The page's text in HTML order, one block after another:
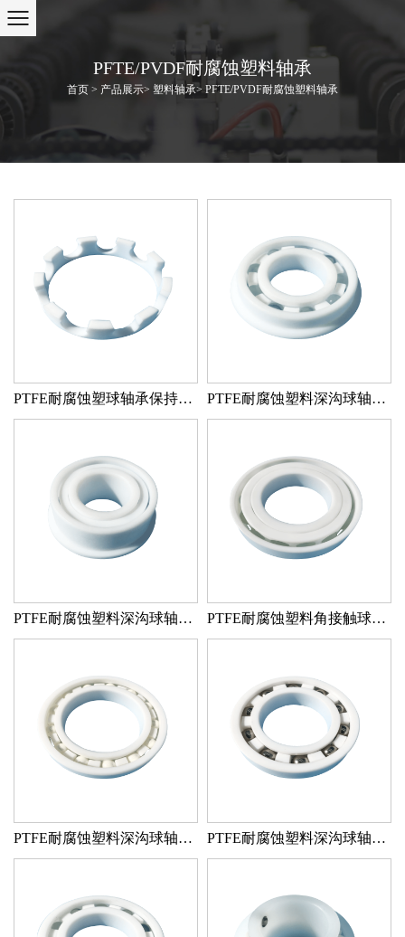
PFTE/PVDF耐腐蚀塑料轴承
首页 > 产品展示> 塑料轴承> PFTE/PVDF耐腐蚀塑料轴承
PTFE耐腐蚀塑球轴承保持器 PTFE PTFE耐腐蚀塑料深沟球轴承 PTFE/PTFE/玻璃
PTFE耐腐蚀塑料深沟球轴承 PTFE/PTFE/玻璃 PTFE耐腐蚀塑料角接触球轴承 PTFE/PTFE/玻璃
PTFE耐腐蚀塑料深沟球轴承 PTFE/PTFE/ZRO2 PTFE耐腐蚀塑料深沟球轴承 PTFE/PTFE/SI3N4